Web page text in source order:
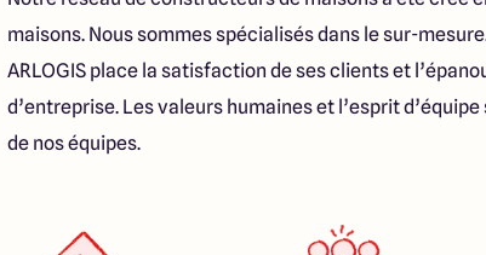
maisons. Nous sommes spécialisés dans le sur-
ARLOGIS place la satisfaction de ses clients et
d’entreprise. Les valeurs humaines et l’esprit
de nos équipes.